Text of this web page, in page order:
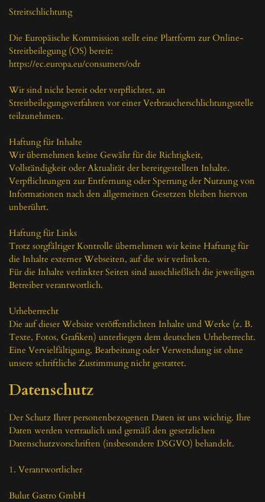
Streitschlichtung
Die Europäische Kommission stellt eine Plattform zur Online-
Streitbeilegung (OS) bereit:
https://ec.europa.eu/consumers/odr
Wir sind nicht bereit oder verpflichtet, an
Streitbeilegungsverfahren vor einer Verbraucherschlichtungsstelle
teilzunehmen.
Haftung für Inhalte
Wir übernehmen keine Gewähr für die Richtigkeit,
Vollständigkeit oder Aktualität der bereitgestellten Inhalte.
Verpflichtungen zur Entfernung oder Sperrung der Nutzung von
Informationen nach den allgemeinen Gesetzen bleiben hiervon
unberührt.
Haftung für Links
Trotz sorgfältiger Kontrolle übernehmen wir keine Haftung für
die Inhalte externer Webseiten, auf die wir verlinken.
Für die Inhalte verlinkter Seiten sind ausschließlich die jeweiligen
Betreiber verantwortlich.
Urheberrecht
Die auf dieser Website veröffentlichten Inhalte und Werke (z. B.
Texte, Fotos, Grafiken) unterliegen dem deutschen Urheberrecht.
Eine Vervielfältigung, Bearbeitung oder Verwendung ist ohne
unsere schriftliche Zustimmung nicht gestattet.
Datenschutz
Der Schutz Ihrer personenbezogenen Daten ist uns wichtig. Ihre
Daten werden vertraulich und gemäß den gesetzlichen
Datenschutzvorschriften (insbesondere DSGVO) behandelt.
1. Verantwortlicher
Bulut Gastro GmbH